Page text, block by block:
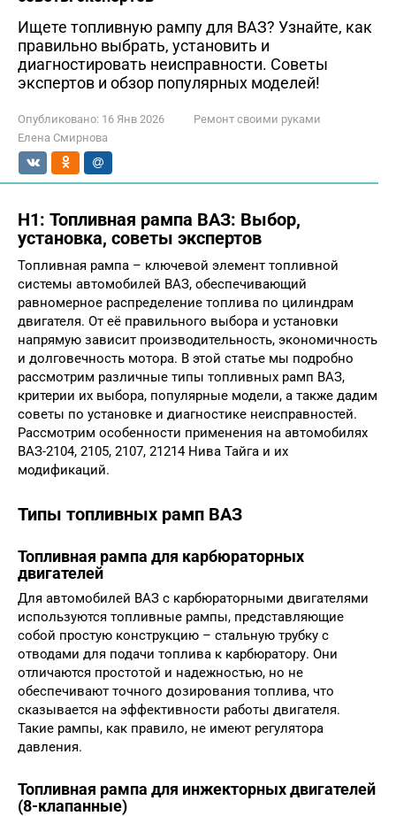
Ищете топливную рампу для ВАЗ? Узнайте, как
правильно выбрать, установить и
диагностировать неисправности. Советы
экспертов и обзор популярных моделей!
Опубликовано: 16 Янв 2026
Ремонт своими руками
Елена Смирнова
H1: Топливная рампа ВАЗ: Выбор,
установка, советы экспертов
Топливная рампа – ключевой элемент топливной
системы автомобилей ВАЗ, обеспечивающий
равномерное распределение топлива по цилиндрам
двигателя. От её правильного выбора и установки
напрямую зависит производительность, экономичность
и долговечность мотора. В этой статье мы подробно
рассмотрим различные типы топливных рамп ВАЗ,
критерии их выбора, популярные модели, а также дадим
советы по установке и диагностике неисправностей.
Рассмотрим особенности применения на автомобилях
ВАЗ-2104, 2105, 2107, 21214 Нива Тайга и их
модификаций.
Типы топливных рамп ВАЗ
Топливная рампа для карбюраторных
двигателей
Для автомобилей ВАЗ с карбюраторными двигателями
используются топливные рампы, представляющие
собой простую конструкцию – стальную трубку с
отводами для подачи топлива к карбюратору. Они
отличаются простотой и надежностью, но не
обеспечивают точного дозирования топлива, что
сказывается на эффективности работы двигателя.
Такие рампы, как правило, не имеют регулятора
давления.
Топливная рампа для инжекторных двигателей
(8-клапанные)